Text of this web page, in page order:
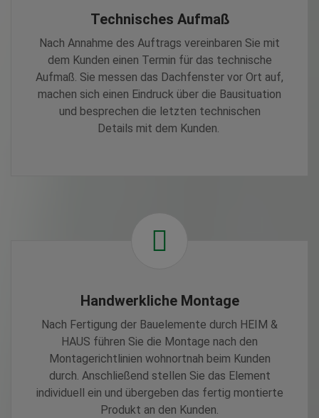
Technisches Aufmaß
Nach Annahme des Auftrags vereinbaren Sie mit
dem Kunden einen Termin für das technische
Aufmaß. Sie messen das Dachfenster vor Ort auf,
machen sich einen Eindruck über die Bausituation
und besprechen die letzten technischen
Details mit dem Kunden.
Handwerkliche Montage
Nach Fertigung der Bauelemente durch HEIM &
HAUS führen Sie die Montage nach den
Montagerichtlinien wohnortnah beim Kunden
durch. Anschließend stellen Sie das Element
individuell ein und übergeben das fertig montierte
Produkt an den Kunden.